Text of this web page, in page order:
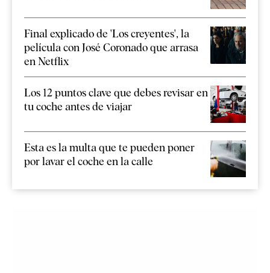
Final explicado de 'Los creyentes', la
película con José Coronado que arrasa
en Netflix
Los 12 puntos clave que debes revisar en
tu coche antes de viajar
Esta es la multa que te pueden poner
por lavar el coche en la calle